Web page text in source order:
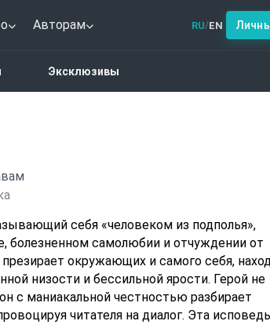
Авторам RU/EN
Эксклюзивы
себя «человеком из подполья»,
болезненном самолюбии и отчуждении от
окружающих и самого себя,
низости и бессильной ярости. Герой не
с маниакальной честностью разбирает
читателя на диалог. Эта исповедь